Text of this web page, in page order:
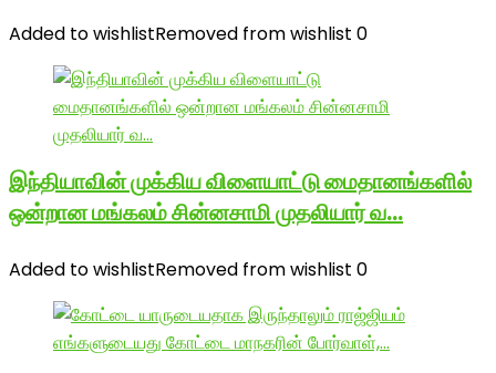
Added to wishlistRemoved from wishlist 0
இந்தியாவின் முக்கிய விளையாட்டு மைதானங்களில்
ஒன்றான மங்கலம் சின்னசாமி முதலியார் வ…
Added to wishlistRemoved from wishlist 0